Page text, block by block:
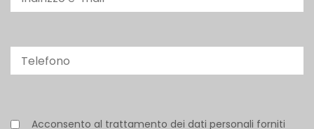
Acconsento al trattamento dei dati personali forniti